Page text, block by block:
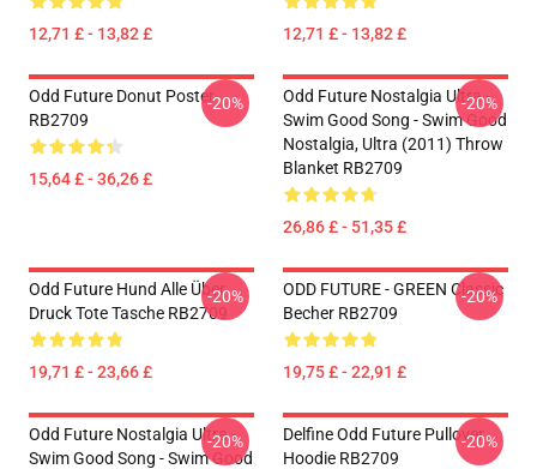
12,71 £ - 13,82 £ 12,71 £ - 13,82 £
Odd Future Donut Poster
RB2709
15,64 £ - 36,26 £
-20%
Odd Future Nostalgia Ultra -
Swim Good Song - Swim Good
Nostalgia, Ultra (2011) Throw
Blanket RB2709
26,86 £ - 51,35 £
-20%
Odd Future Hund Alle Über
Druck Tote Tasche RB2709
19,71 £ - 23,66 £
-20%
ODD FUTURE - GREEN Classic
Becher RB2709
19,75 £ - 22,91 £
-20%
Odd Future Nostalgia Ultra -
Swim Good Song - Swim Good
-20%
Delfine Odd Future Pullover
Hoodie RB2709
-20%